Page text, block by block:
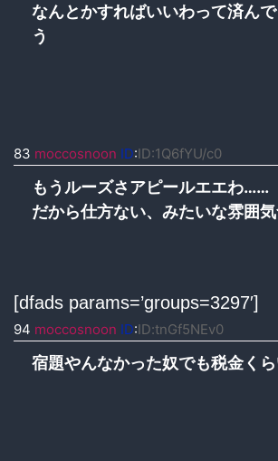
なんとかすればいいわって済ん
う
83 moccosnoon ID:ID:1Q6fYU/c0
もうルーズさアピールエエわ……
だから仕方ない、みたいな雰囲
[dfads params=’groups=3297′]
94 moccosnoon ID:ID:tnGf5NEv0
宿題やんなかった奴でも税金く